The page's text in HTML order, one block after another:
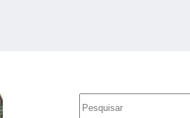
resultados